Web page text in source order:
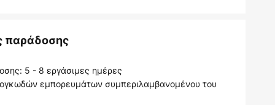
παράδοσης
5 - 8 εργάσιμες ημέρες
εμπορευμάτων συμπεριλαμβανομένου του